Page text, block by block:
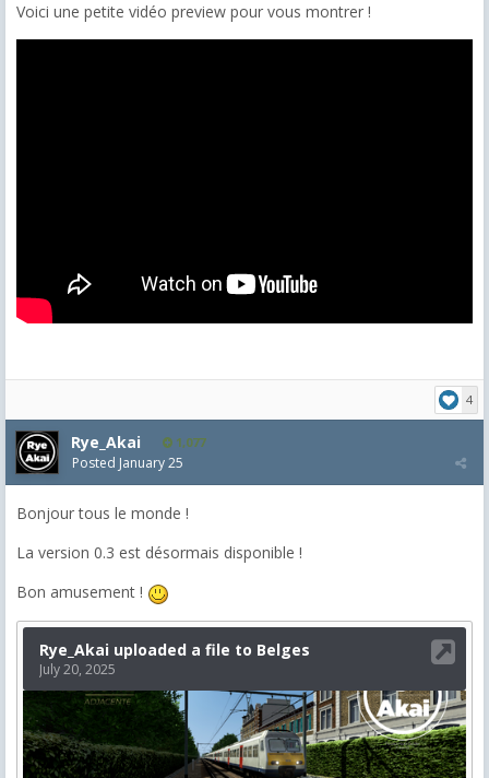
Voici une petite vidéo preview pour vous montrer !
4
Rye_Akai 1,077
Posted January 25
Bonjour tous le monde !
La version 0.3 est désormais disponible !
Bon amusement !